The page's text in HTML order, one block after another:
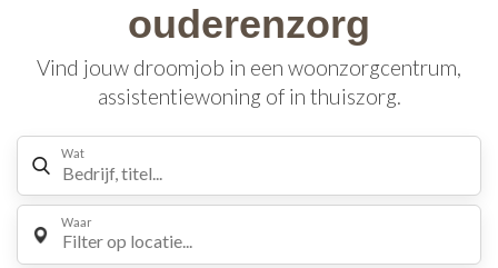
ouderenzorg
Vind jouw droomjob in een woonzorgcentrum,
assistentiewoning of in thuiszorg.
Wat
Waar
Filter op locatie...